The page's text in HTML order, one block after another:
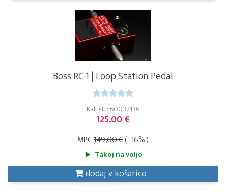
Boss RC-1 | Loop Station Pedal
Kat. št. : 60032136
125,00 €
MPC149,00 €( -16% )
Takoj na voljo
dodaj v košarico